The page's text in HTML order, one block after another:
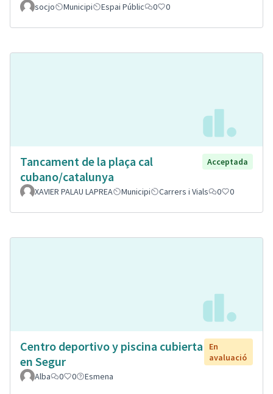
socjo
Municipi Espai Públic 0 0
Tancament de la plaça cal
cubano/catalunya
Acceptada
XAVIER PALAU LAPREA Municipi Carrers i Vials 0 0
Centro deportivo y piscina cubierta
en Segur
En
avaluació
Alba
0 0 Esmena